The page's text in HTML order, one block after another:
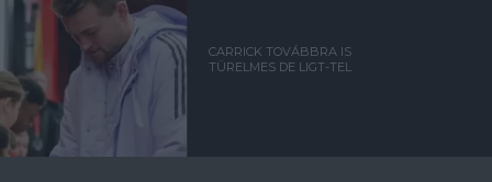
CARRICK TOVÁBBRA IS
TÜRELMES DE LIGT-TEL